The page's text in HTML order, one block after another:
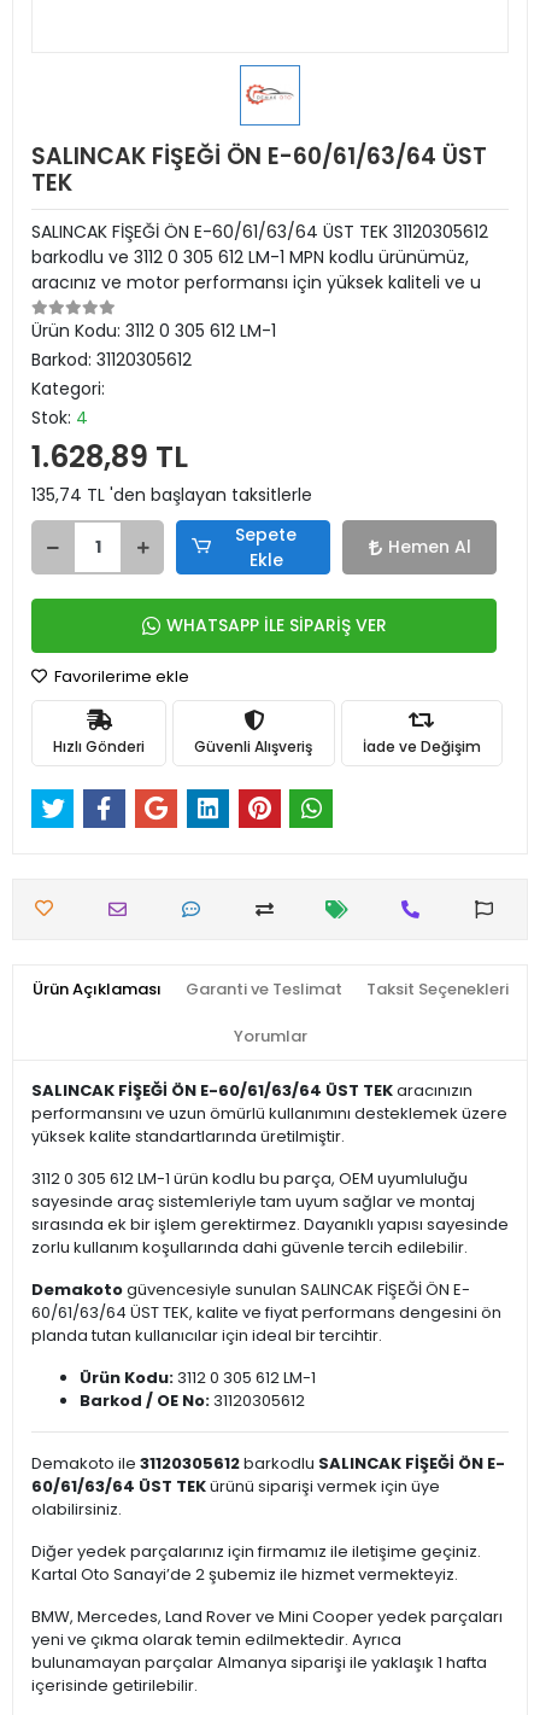
SALINCAK FİŞEĞİ ÖN E-60/61/63/64 ÜST
TEK
SALINCAK FİŞEĞİ ÖN E-60/61/63/64 ÜST TEK 31120305612
barkodlu ve 3112 0 305 612 LM-1 MPN kodlu ürünümüz,
aracınız ve motor performansı için yüksek kaliteli ve u
Ürün Kodu: 3112 0 305 612 LM-1
Barkod: 31120305612
Kategori:
Stok: 4
1.628,89 TL
135,74 TL 'den başlayan taksitlerle
Sepete
Ekle
Hemen Al
WHATSAPP İLE SİPARİŞ VER
Favorilerime ekle
Hızlı Gönderi Güvenli Alışveriş İade ve Değişim
Ürün Açıklaması Garanti ve Teslimat Taksit Seçenekleri
Yorumlar
SALINCAK FİŞEĞİ ÖN E-60/61/63/64 ÜST TEKaracınızın
performansını ve uzun ömürlü kullanımını desteklemek üzere
yüksek kalite standartlarında üretilmiştir.
3112 0 305 612 LM-1 ürün kodlu bu parça, OEM uyumluluğu
sayesinde araç sistemleriyle tam uyum sağlar ve montaj
sırasında ek bir işlem gerektirmez. Dayanıklı yapısı sayesinde
zorlu kullanım koşullarında dahi güvenle tercih edilebilir.
Demakotogüvencesiyle sunulan SALINCAK FİŞEĞİ ÖN E-
60/61/63/64 ÜST TEK, kalite ve fiyat performans dengesini ön
planda tutan kullanıcılar için ideal bir tercihtir.
Ürün Kodu:3112 0 305 612 LM-1
Barkod / OE No:31120305612
Demakoto ile 31120305612barkodlu SALINCAK FİŞEĞİ ÖN E-
60/61/63/64 ÜST TEKürünü siparişi vermek için üye
olabilirsiniz.
Diğer yedek parçalarınız için firmamız ile iletişime geçiniz.
Kartal Oto Sanayi’de 2 şubemiz ile hizmet vermekteyiz.
BMW, Mercedes, Land Rover ve Mini Cooper yedek parçaları
yeni ve çıkma olarak temin edilmektedir. Ayrıca
bulunamayan parçalar Almanya siparişi ile yaklaşık 1 hafta
içerisinde getirilebilir.